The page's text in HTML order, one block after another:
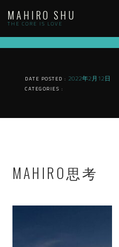
content
MAHIRO SHU
THE CORE IS LOVE
DATE POSTED : 2022年2月12日
CATEGORIES :
MAHIRO思考